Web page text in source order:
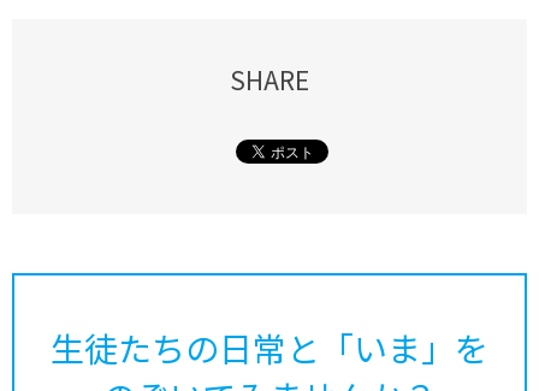
SHARE
生徒たちの日常と「いま」を